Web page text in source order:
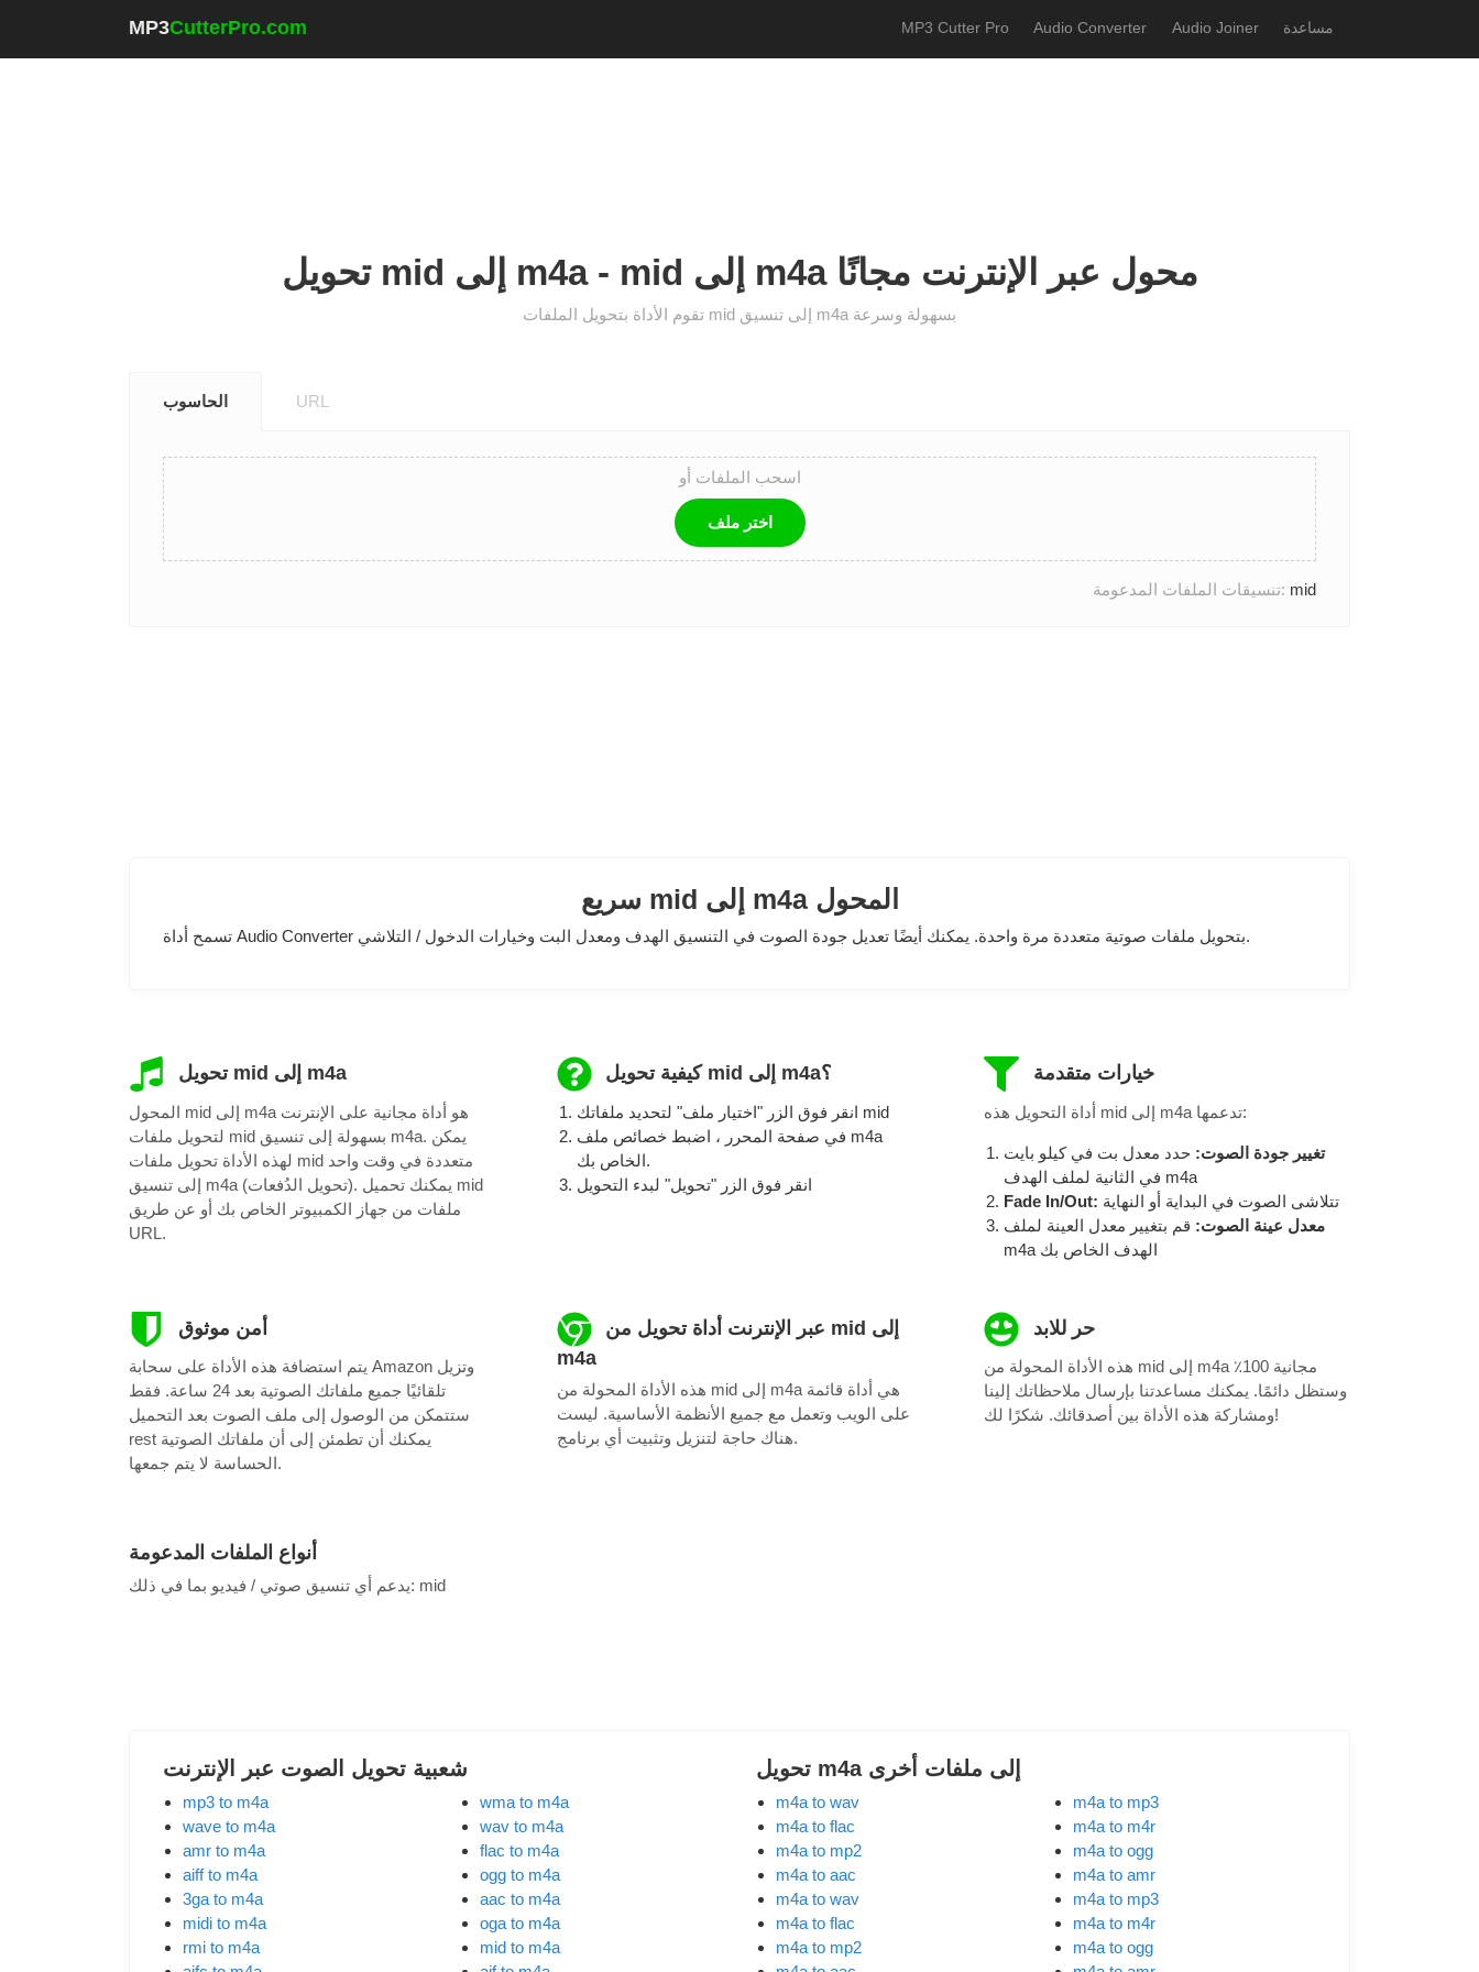
MP3CutterPro.com MP3 Cutter Pro Audio Converter Audio Joiner مساعدة
تحويل mid إلى m4a - mid إلى m4a محول عبر الإنترنت مجانًا
تقوم الأداة بتحويل الملفات mid إلى تنسيق m4a بسهولة وسرعة
الحاسوب URL
اسحب الملفات أو
اختر ملف
تنسيقات الملفات المدعومة: mid
سريع mid إلى m4a المحول
تسمح أداة Audio Converter بتحويل ملفات صوتية متعددة مرة واحدة. يمكنك أيضًا تعديل جودة الصوت في التنسيق الهدف ومعدل البت وخيارات الدخول / التلاشي.
تحويل mid إلى m4a
المحول mid إلى m4a هو أداة مجانية على الإنترنت
لتحويل ملفات mid بسهولة إلى تنسيق m4a. يمكن
لهذه الأداة تحويل ملفات mid متعددة في وقت واحد
إلى تنسيق m4a (تحويل الدُفعات). يمكنك تحميل mid
ملفات من جهاز الكمبيوتر الخاص بك أو عن طريق
URL.
كيفية تحويل mid إلى m4a؟
انقر فوق الزر "اختيار ملف" لتحديد ملفاتك mid
في صفحة المحرر ، اضبط خصائص ملف m4a
الخاص بك.
انقر فوق الزر "تحويل" لبدء التحويل
خيارات متقدمة
أداة التحويل هذه mid إلى m4a تدعمها:
تغيير جودة الصوت: حدد معدل بت في كيلو بايت
في الثانية لملف الهدف m4a
Fade In/Out: تتلاشى الصوت في البداية أو النهاية
معدل عينة الصوت: قم بتغيير معدل العينة لملف
m4a الهدف الخاص بك
أمن موثوق
يتم استضافة هذه الأداة على سحابة Amazon وتزيل
تلقائيًا جميع ملفاتك الصوتية بعد 24 ساعة. فقط
ستتمكن من الوصول إلى ملف الصوت بعد التحميل
rest يمكنك أن تطمئن إلى أن ملفاتك الصوتية
الحساسة لا يتم جمعها.
m4a
هذه الأداة المحولة من mid إلى m4a هي أداة قائمة
على الويب وتعمل مع جميع الأنظمة الأساسية. ليست
هناك حاجة لتنزيل وتثبيت أي برنامج.
حر للابد
هذه الأداة المحولة من mid إلى m4a مجانية 100٪
وستظل دائمًا. يمكنك مساعدتنا بإرسال ملاحظاتك إلينا
ومشاركة هذه الأداة بين أصدقائك. شكرًا لك!
أنواع الملفات المدعومة
يدعم أي تنسيق صوتي / فيديو بما في ذلك: mid
شعبية تحويل الصوت عبر الإنترنت
mp3 to m4a
wave to m4a
amr to m4a
aiff to m4a
3ga to m4a
midi to m4a
rmi to m4a
wma to m4a
wav to m4a
flac to m4a
ogg to m4a
aac to m4a
oga to m4a
mid to m4a
تحويل m4a إلى ملفات أخرى
m4a to wav
m4a to flac
m4a to mp2
m4a to aac
m4a to wav
m4a to flac
m4a to mp2
m4a to mp3
m4a to m4r
m4a to ogg
m4a to amr
m4a to mp3
m4a to m4r
m4a to ogg